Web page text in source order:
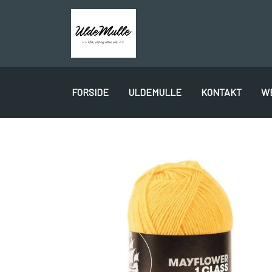
FORSIDE ULDEMULLE KONTAKT
GAVEKORT